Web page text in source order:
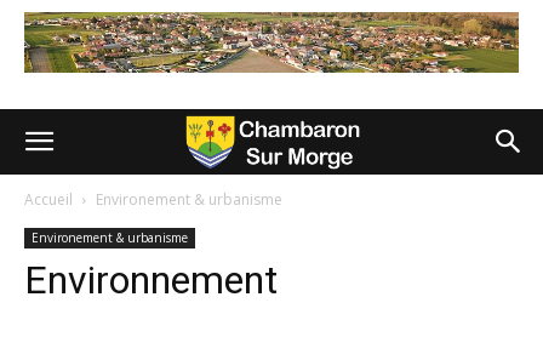
Accueil Environement & urbanisme
Environement & urbanisme
Environnement